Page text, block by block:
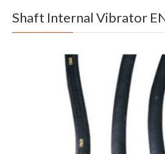
Shaft Internal Vibrator